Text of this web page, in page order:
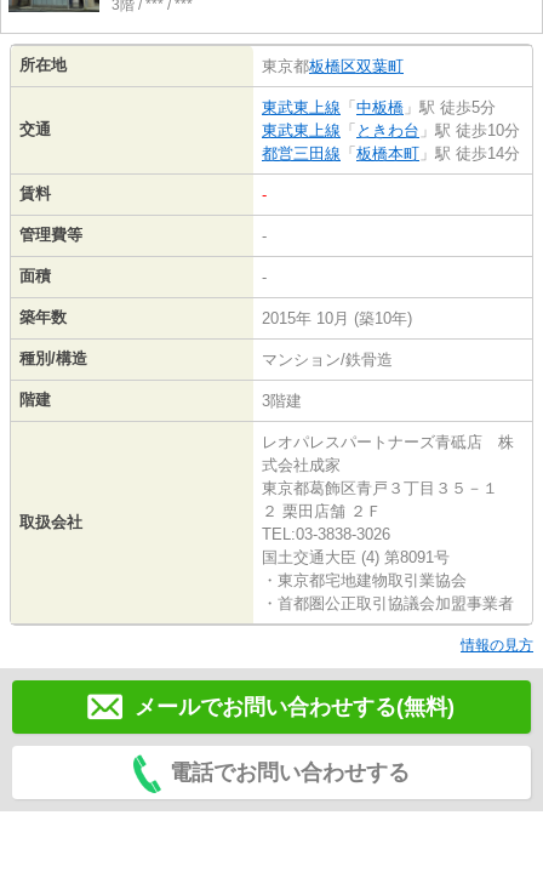
3階 / *** / ***
所在地 東京都板橋区双葉町
交通
東武東上線 「 中板橋 」駅 徒歩5分
東武東上線 「 ときわ台 」駅 徒歩10分
都営三田線 「 板橋本町 」駅 徒歩14分
賃料 -
管理費等 -
面積 -
築年数 2015年 10月 (築10年)
種別/構造 マンション/鉄骨造
階建 3階建
取扱会社
レオパレスパートナーズ青砥店 株
式会社成家
東京都葛飾区青戸３丁目３５－１
２ 栗田店舗 ２Ｆ
TEL:03-3838-3026
国土交通大臣 (4) 第8091号
・東京都宅地建物取引業協会
・首都圏公正取引協議会加盟事業者
情報の見方
メールでお問い合わせする(無料)
電話でお問い合わせする